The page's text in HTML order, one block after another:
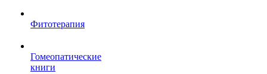
Фитотерапия
Гомеопатические
книги